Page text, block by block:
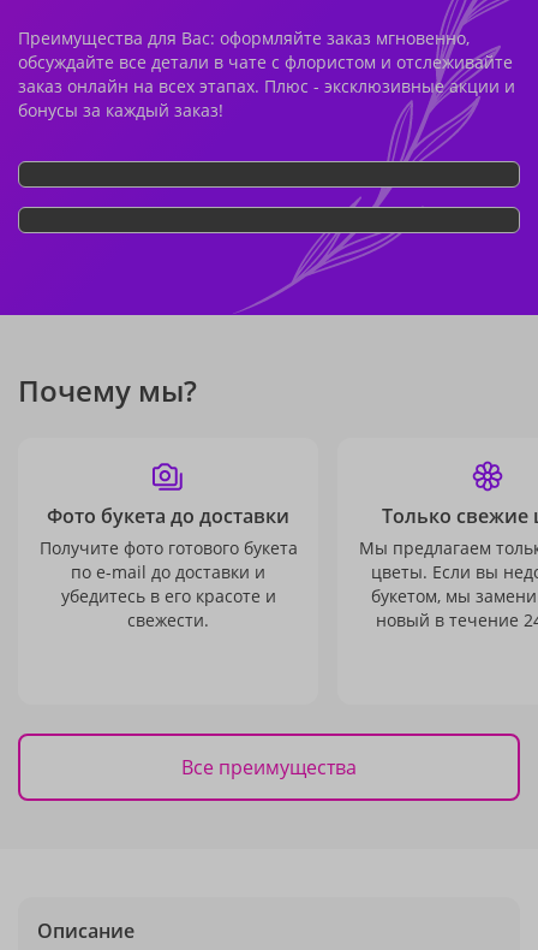
Преимущества для Вас: оформляйте заказ мгновенно,
обсуждайте все детали в чате с флористом и отслеживайте
заказ онлайн на всех этапах. Плюс - эксклюзивные акции и
бонусы за каждый заказ!
Почему мы?
Фото букета до доставки
Получите фото готового букета
по e-mail до доставки и
убедитесь в его красоте и
свежести.
Только свежие
Мы предлагаем
цветы. Если вы
букетом, мы
новый в течение
Все преимущества
Описание